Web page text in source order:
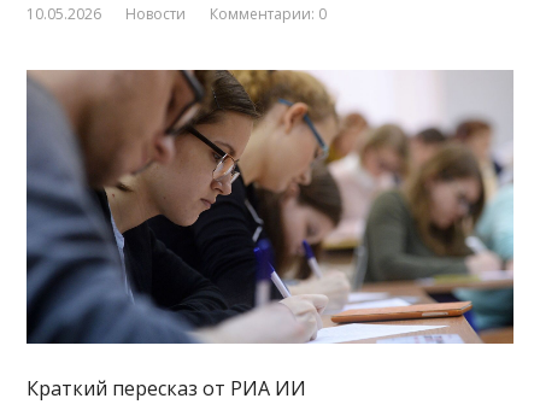
10.05.2026 Новости Комментарии: 0
Краткий пересказ от РИА ИИ